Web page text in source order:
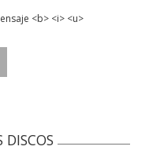
<b> <i> <u>
DISCOS